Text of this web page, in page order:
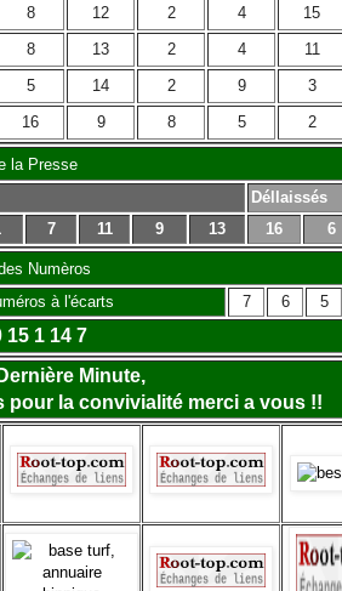
8 12 2 4 15
8 13 2 4 11
5 14 2 9 3
16 9 8 5 2
la Presse
Déllaissés
7 11 9 13 16 6
Numèros
à l'écarts 7 6 5
1 14 7
Minute,
pour la convivialité merci a vous !!